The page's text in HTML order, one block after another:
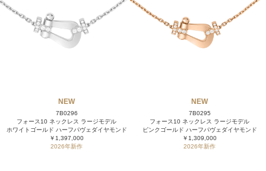
NEW
7B0296
フォース10 ネックレス ラージモデル
ホワイトゴールド ハーフパヴェダイヤモンド
￥1,397,000
2026年新作
NEW
7B0295
フォース10 ネックレス ラージモデル
ピンクゴールド ハーフパヴェダイヤモンド
￥1,309,000
2026年新作